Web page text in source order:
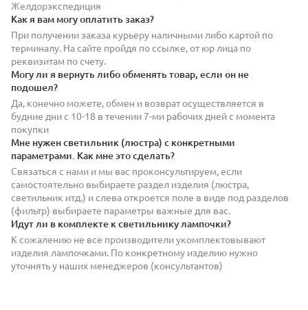
Желдорэкспедиция
Как я вам могу оплатить заказ?
При получении заказа курьеру наличными либо картой по
терминалу. На сайте пройдя по ссылке, от юр лица по
реквизитам по счету.
Могу ли я вернуть либо обменять товар, если он не
подошел?
Да, конечно можете, обмен и возврат осуществляется в
будние дни с 10-18 в течении 7-ми рабочих дней с момента
покупки
Мне нужен светильник (люстра) с конкретными
параметрами. Как мне это сделать?
Связаться с нами и мы вас проконсультируем, если
самостоятельно выбираете раздел изделия (люстра,
светильник итд.) и слева откроется поле в виде под разделов
(фильтр) выбираете параметры важные для вас.
Идут ли в комплекте к светильнику лампочки?
К сожалению не все производители укомплектовывают
изделия лампочками. По конкретному изделию нужно
уточнять у наших менеджеров (консультантов)